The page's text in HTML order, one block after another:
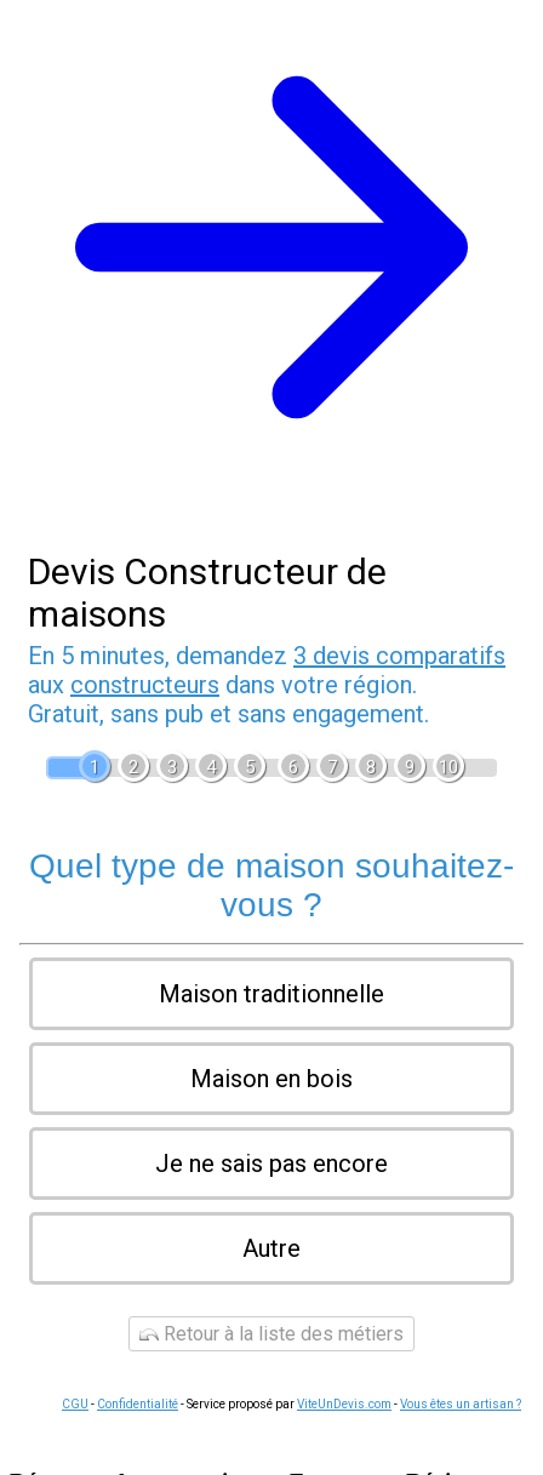
Devis Constructeur de
maisons
En 5 minutes, demandez 3 devis comparatifs
aux constructeurs dans votre région.
Gratuit, sans pub et sans engagement.
1 2 3 4 5 6 7 8 9 10
Quel type de maison souhaitez-
vous ?
Maison traditionnelle
Maison en bois
Je ne sais pas encore
Autre
Retour à la liste des métiers
CGU - Confidentialité- Service proposé parViteUnDevis.com -Vous êtes un artisan ?